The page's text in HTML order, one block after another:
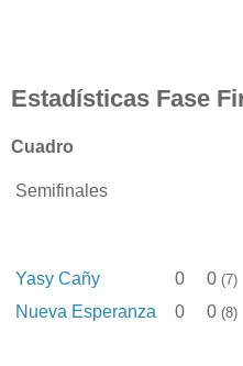
Estadísticas Fase
Cuadro
Semifinales
Yasy Cañy 0 0 (7)
Nueva Esperanza 0 0 (8)